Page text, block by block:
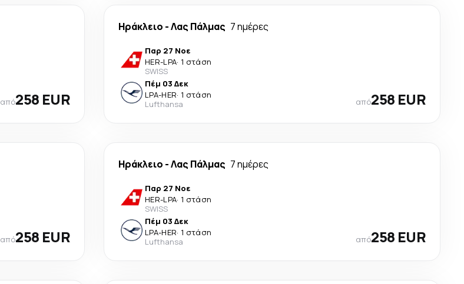
από258 EUR
Ηράκλειο -Λας Πάλμας 7 ημέρες
Παρ 27 Νοε
HER-LPA· 1 στάση
SWISS
Πέμ 03 Δεκ
LPA-HER· 1 στάση
Lufthansa
από258 EUR
από258 EUR
Ηράκλειο -Λας Πάλμας 7 ημέρες
Παρ 27 Νοε
HER-LPA· 1 στάση
SWISS
Πέμ 03 Δεκ
LPA-HER· 1 στάση
Lufthansa
από258 EUR